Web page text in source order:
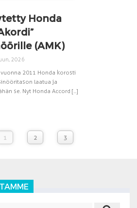
Honda
(AMK)
2026
2011 Honda korosti
laatua ja
se. Nyt Honda Accord [...]
1 2 3